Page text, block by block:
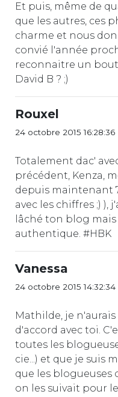
Et puis, même de
que les autres, ces
charme et nous
convié l'année
reconnaitre un
David B ? ;)
Rouxel
24 octobre 2015 16:28:36
Totalement dac'
précédent, Kenza,
depuis maintenant
avec les chiffres ;) ),
lâché ton blog
authentique. #HBK
Vanessa
24 octobre 2015 14:32:34
Mathilde, je n'aurais
d'accord avec toi.
toutes les
cie...) et que je suis
que les blogueuses
on les suivait pour